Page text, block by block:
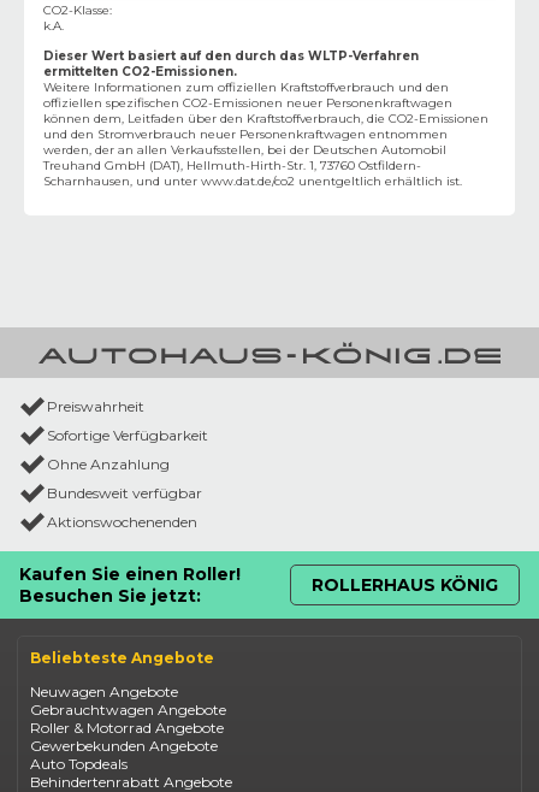
CO2-Klasse:
k.A.
Dieser Wert basiert auf den durch das WLTP-Verfahren
ermittelten CO2-Emissionen.
Weitere Informationen zum offiziellen Kraftstoffverbrauch und den
offiziellen spezifischen CO2-Emissionen neuer Personenkraftwagen
können dem‚ Leitfaden über den Kraftstoffverbrauch, die CO2-Emissionen
und den Stromverbrauch neuer Personenkraftwagen entnommen
werden, der an allen Verkaufsstellen, bei der Deutschen Automobil
Treuhand GmbH (DAT), Hellmuth-Hirth-Str. 1, 73760 Ostfildern-
Scharnhausen, und unter www.dat.de/co2 unentgeltlich erhältlich ist.
Preiswahrheit
Sofortige Verfügbarkeit
Ohne Anzahlung
Bundesweit verfügbar
Aktionswochenenden
Kaufen Sie einen Roller!
Besuchen Sie jetzt:
ROLLERHAUS KÖNIG
Beliebteste Angebote
Neuwagen Angebote
Gebrauchtwagen Angebote
Roller & Motorrad Angebote
Gewerbekunden Angebote
Auto Topdeals
Behindertenrabatt Angebote